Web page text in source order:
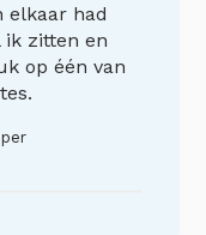
elkaar had
ik zitten en
op één van